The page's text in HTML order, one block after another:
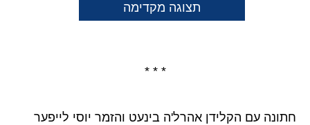
תצוגה מקדימה
* * *
חתונה עם הקלידן אהרל'ה בינעט והזמר יוסי לייפער